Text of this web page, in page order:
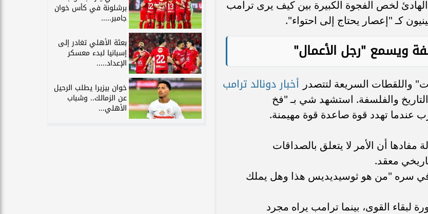
لخص الفجوة الكبيرة بين كيف يرى ترامب
كـ "إعصار يحتاج إلى احتواء".
ويسمع "رجل الأعمال"
واللقطات السريعة لتتصدر أخبار دونالد ترامب
والفلسفة. استشهد شي بـ "فخ
عندما تهدد قوة صاعدة قوة مهيمنة.
أن الأمر لا يتعلق بالصداقات
معقد.
في سره "من هو ثوسيديديس هذا وهل يملك
لبقاء القوى، بينما ترامب يراه مجرد
برشلونة في كأس خوان
جامبر.....
بعثة الأهلي تغادر إلى
إسبانيا لبدء معسكر
الإعداد.....
خوان بيزيرا يطلب الرحيل
عن الزمالك.. وشباب
الأهلي...